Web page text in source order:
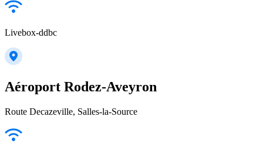
Livebox-ddbc
Aéroport Rodez-Aveyron
Route Decazeville, Salles-la-Source